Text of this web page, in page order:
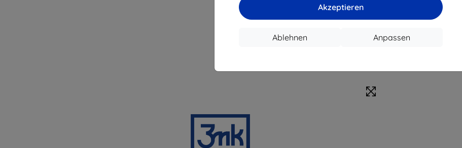
Akzeptieren
Anpassen
Ablehnen
Produktnummer